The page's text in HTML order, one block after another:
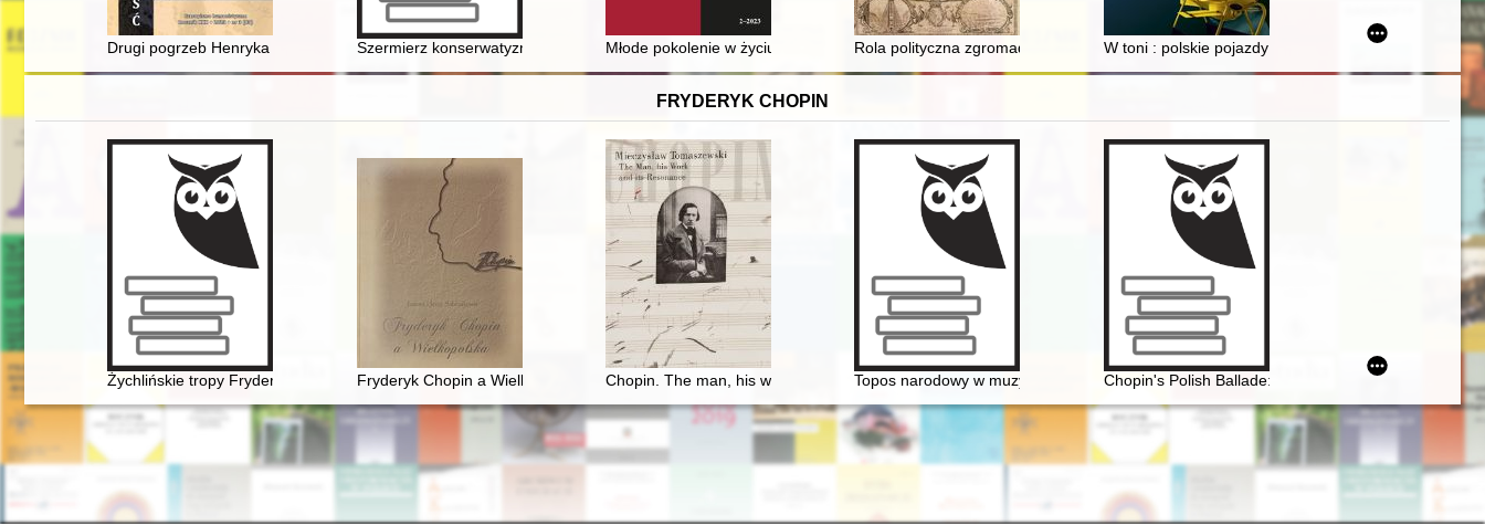
Drugi pogrzeb Henryka Sienkiewicza : o pewnej nieobecnościSzermierz konserwatyzmu i klerykalizmu : (uwagi o książce prof. Wojciecha Roszkowskiego)
Młode pokolenie w życiu społecznym Królestwa Polskiego podczas pierwszej wojny światowej w świetle druków ulotnych
Rola polityczna zgromadzeń stanowych w Brandenburgii, Meklemburgii i Rzeczypospolitej
W toni : polskie pojazdy podwodne ze zbiorów
FRYDERYK CHOPIN
Żychlińskie tropy Fryderyka [Chopina]Fryderyk Chopin a Wielkopolska Chopin. The man, his work and its resonanceTopos narodowy w muzyce polskiej pierwszej połowy XIX wieku. Międzynarodowa
Chopin's Polish Ballade: Op. 38 as Narrative of